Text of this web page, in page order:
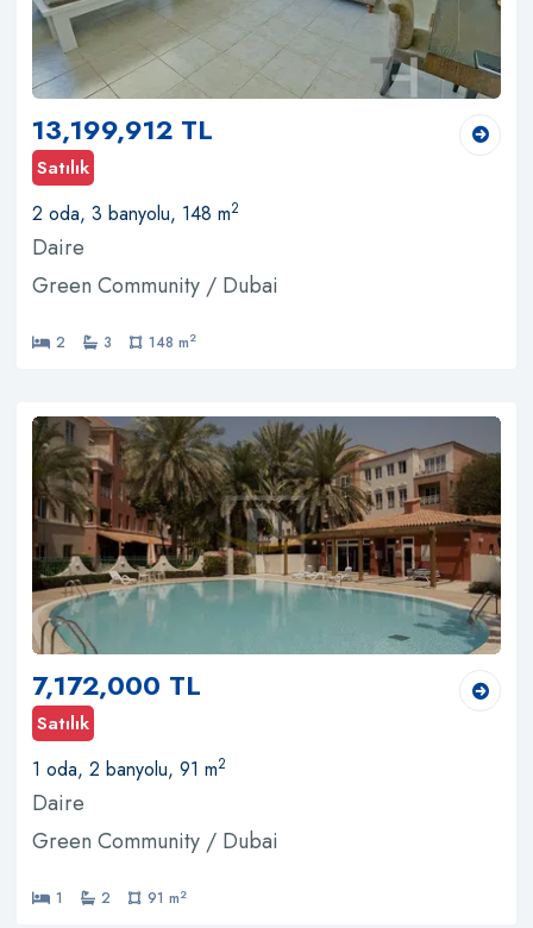
13,199,912 TL
Satılık
2 oda, 3 banyolu, 148 m2
Daire
Green Community / Dubai
2 3 148 m2
7,172,000 TL
Satılık
1 oda, 2 banyolu, 91 m2
Daire
Green Community / Dubai
1 2 91 m2